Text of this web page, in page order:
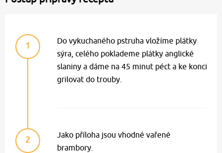
1
Do vykuchaného pstruha vložíme plátky
sýra, celého poklademe plátky anglické
slaniny a dáme na 45 minut péct a ke konci
grilovat do trouby.
2
Jako příloha jsou vhodné vařené
brambory.